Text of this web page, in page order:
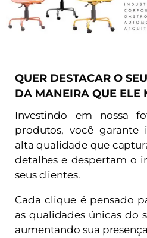
QUER DESTACAR O
DA MANEIRA QUE ELE
Investindo em nossa
produtos, você garante
alta qualidade que
detalhes e despertam o
seus clientes.
Cada clique é pensado
as qualidades únicas do
aumentando sua